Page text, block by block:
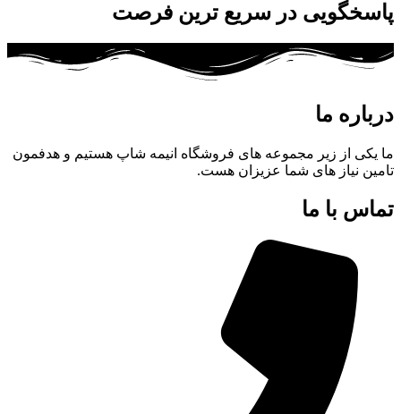
پاسخگویی در سریع ترین فرصت
درباره ما
ما یکی از زیر مجموعه های فروشگاه انیمه شاپ هستیم و هدفمون
تامین نیاز های شما عزیزان هست.
تماس با ما